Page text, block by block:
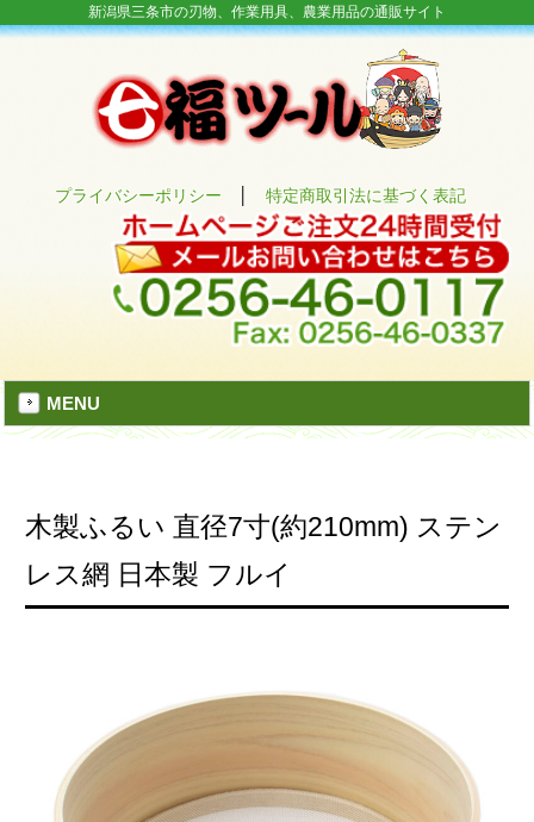
新潟県三条市の刃物、作業用具、農業用品の通販サイト
プライバシーポリシー │特定商取引法に基づく表記
MENU
木製ふるい 直径7寸(約210mm) ステン
レス網 日本製 フルイ